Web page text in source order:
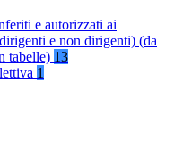
e autorizzati ai
e non dirigenti) (da
tabelle) 13
1